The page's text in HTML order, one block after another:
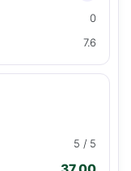
0
7.6
5 / 5